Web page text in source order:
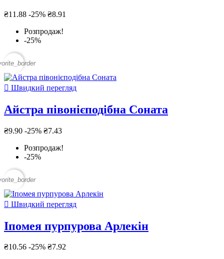
₴11.88 -25% ₴8.91
Розпродаж!
-25%
 Швидкий перегляд
Айстра півонієподібна Соната
₴9.90 -25% ₴7.43
Розпродаж!
-25%
 Швидкий перегляд
Іпомея пурпурова Арлекін
₴10.56 -25% ₴7.92